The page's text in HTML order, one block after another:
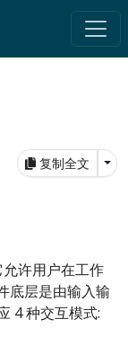
复制全文
许用户在工作
底层是由输入输
4 种交互模式: